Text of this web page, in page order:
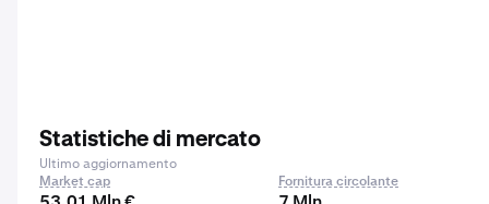
Statistiche di mercato
Ultimo aggiornamento
Market cap
Fornitura circolante